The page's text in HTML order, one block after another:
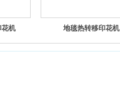
机 地毯热转移印花机